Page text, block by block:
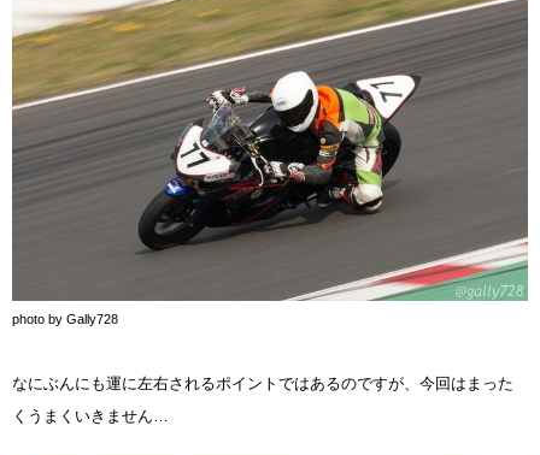
photo by Gally728
なにぶんにも運に左右されるポイントではあるのですが、今回はまった
くうまくいきません…